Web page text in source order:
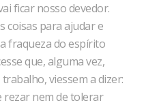
ficar nosso devedor.
coisas para ajudar e
fraqueza do espírito
que, alguma vez,
viessem a dizer:
rezar nem de tolerar